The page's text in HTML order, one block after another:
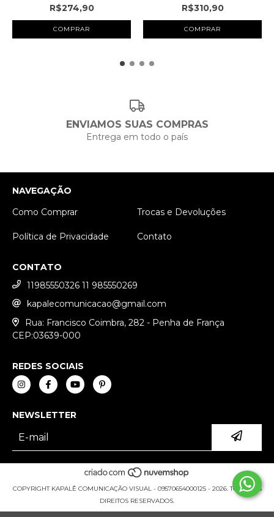
R$274,90 R$310,90
ENVIAMOS SUAS COMPRAS
Entrega em todo o país
NAVEGAÇÃO
Como Comprar
Trocas e Devoluções
Política de Privacidade Contato
CONTATO
11985550326 11 985550269
kapalecomunicacao@gmail.com
Rua: Francisco Coimbra, 282 - Penha de França
CEP:03639-000
REDES SOCIAIS
NEWSLETTER
COPYRIGHT KAPALÊ COMUNICAÇÃO VISUAL - 09570654000125 - 2026. TODOS OS
DIREITOS RESERVADOS.